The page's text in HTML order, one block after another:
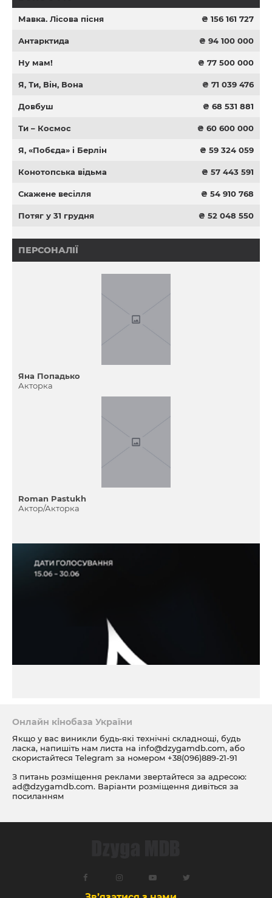
Мавка. Лісова пісня ₴ 156 161 727
Антарктида ₴ 94 100 000
Ну мам! ₴ 77 500 000
Я, Ти, Він, Вона ₴ 71 039 476
Довбуш ₴ 68 531 881
Ти – Космос ₴ 60 600 000
Я, «Побєда» і Берлін ₴ 59 324 059
Конотопська відьма ₴ 57 443 591
Скажене весілля ₴ 54 910 768
Потяг у 31 грудня ₴ 52 048 550
ПЕРСОНАЛІЇ
Яна Попадько
Акторка
Roman Pastukh
Актор/Акторка
Онлайн кінобаза України
Якщо у вас виникли будь-які технічні складнощі, будь
ласка, напишіть нам листа на info@dzygamdb.com, або
скористайтеся Telegram за номером +38(096)889-21-91
З питань розміщення реклами звертайтеся за адресою:
ad@dzygamdb.com. Варіанти розміщення дивіться за
посиланням